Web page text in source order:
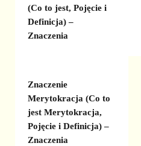
(Co to jest, Pojęcie i
Definicja) –
Znaczenia
Znaczenie
Merytokracja (Co to
jest Merytokracja,
Pojęcie i Definicja) –
Znaczenia